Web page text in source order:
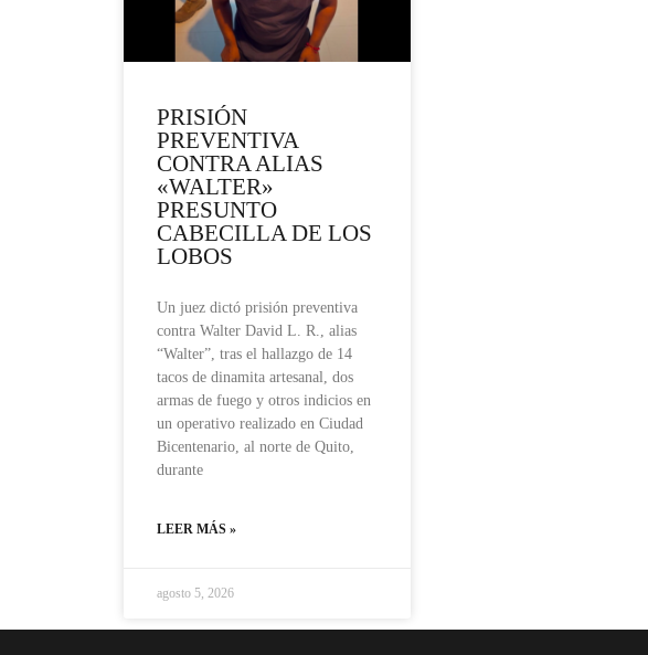
PRISIÓN
PREVENTIVA
CONTRA ALIAS
«WALTER»
PRESUNTO
CABECILLA DE LOS
LOBOS
Un juez dictó prisión preventiva
contra Walter David L. R., alias
“Walter”, tras el hallazgo de 14
tacos de dinamita artesanal, dos
armas de fuego y otros indicios en
un operativo realizado en Ciudad
Bicentenario, al norte de Quito,
durante
LEER MÁS »
agosto 5, 2026